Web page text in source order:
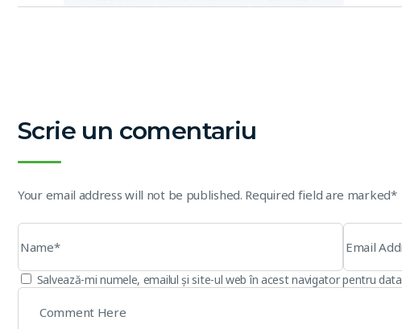
Scrie un comentariu
Your email address will not be published. Required field are marked*
Salvează-mi numele, emailul și site-ul web în acest navigator pentru